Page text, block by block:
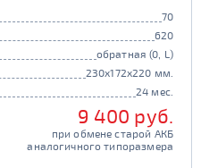
70
620
обратная (0, L)
230x172x220 мм.
24 мес.
9 400 руб.
при обмене старой АКБ
аналогичного типоразмера